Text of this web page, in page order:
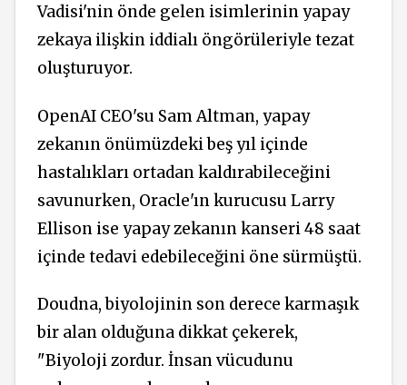
Vadisi'nin önde gelen isimlerinin yapay
zekaya ilişkin iddialı öngörüleriyle tezat
oluşturuyor.
OpenAI CEO'su Sam Altman, yapay
zekanın önümüzdeki beş yıl içinde
hastalıkları ortadan kaldırabileceğini
savunurken, Oracle'ın kurucusu Larry
Ellison ise yapay zekanın kanseri 48 saat
içinde tedavi edebileceğini öne sürmüştü.
Doudna, biyolojinin son derece karmaşık
bir alan olduğuna dikkat çekerek,
"Biyoloji zordur. İnsan vücudunu